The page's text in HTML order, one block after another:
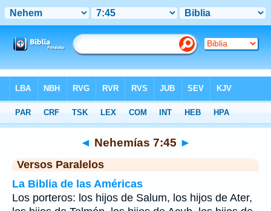
>Nehemías Capítulo 7 > Verso 45
◄ Nehemías 7:45 ►
Versos Paralelos
La Biblia de las Américas
Los porteros: los hijos de Salum, los hijos de Ater,